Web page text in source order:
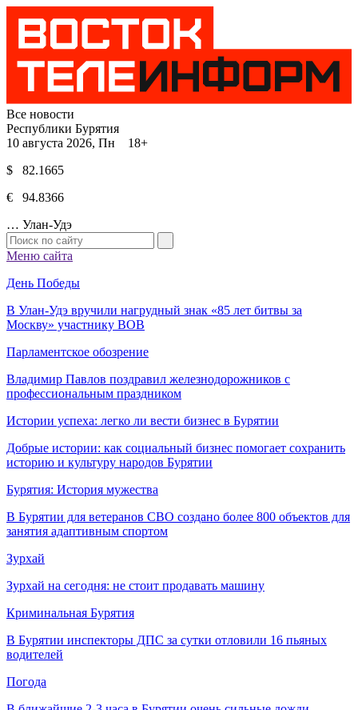
Все новости
Республики Бурятия
10 августа 2026, Пн 18+
$ 82.1665
€ 94.8366
… Улан-Удэ
Меню сайта
День Победы
В Улан-Удэ вручили нагрудный знак «85 лет битвы за
Москву» участнику ВОВ
Парламентское обозрение
Владимир Павлов поздравил железнодорожников с
профессиональным праздником
Истории успеха: легко ли вести бизнес в Бурятии
Добрые истории: как социальный бизнес помогает сохранить
историю и культуру народов Бурятии
Бурятия: История мужества
В Бурятии для ветеранов СВО создано более 800 объектов для
занятия адаптивным спортом
Зурхай
Зурхай на сегодня: не стоит продавать машину
Криминальная Бурятия
В Бурятии инспекторы ДПС за сутки отловили 16 пьяных
водителей
Погода